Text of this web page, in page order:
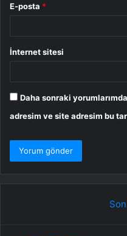
E-posta *
İnternet sitesi
Daha sonraki
adresim ve site adresim bu